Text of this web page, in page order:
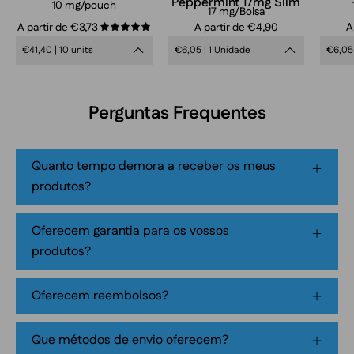
10 mg/pouch
A partir de €3,73
5.0
€41,40 | 10 units
in
frosty
blue
strong
mint
tobacco-
smokeless
packaging
17 mg/Bolsa
A partir de €4,90
€6,05 | 1 Unidade €6,05
Perguntas Frequentes
Quanto tempo demora a receber os meus
produtos?
Oferecem garantia para os vossos
produtos?
Oferecem reembolsos?
Que métodos de envio oferecem?